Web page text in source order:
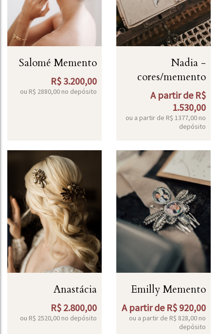
Salomé Memento
R$ 3.200,00
ou R$ 2880,00 no depósito
Nadia -
cores/memento
A partir de R$
1.530,00
ou a partir de R$ 1377,00 no
depósito
Anastácia
R$ 2.800,00
ou R$ 2520,00 no depósito
Emilly Memento
A partir de R$ 920,00
ou a partir de R$ 828,00 no
depósito